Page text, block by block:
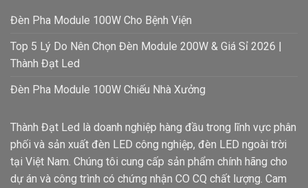
Đèn Pha Module 100W Cho Bệnh Viện
Top 5 Lý Do Nên Chọn Đèn Module 200W & Giá Sỉ 2026 |
Thành Đạt Led
Đèn Pha Module 100W Chiếu Nhà Xưởng
Thành Đạt Led là doanh nghiệp hàng đầu trong lĩnh vực phân
phối và sản xuất đèn LED công nghiệp, đèn LED ngoài trời
tại Việt Nam. Chúng tôi cung cấp sản phẩm chính hãng cho
dự án và công trình có chứng nhận CO CQ chất lượng. Cam